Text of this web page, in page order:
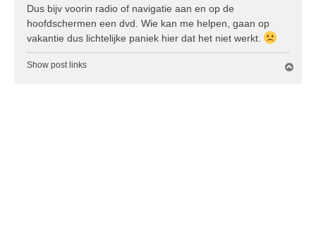
Dus bijv voorin radio of navigatie aan en op de
hoofdschermen een dvd. Wie kan me helpen, gaan op
vakantie dus lichtelijke paniek hier dat het niet werkt.
Show post links